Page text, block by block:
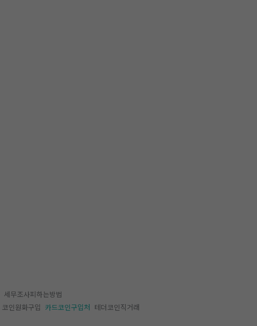
세무조사피하는방법
코인원화구입 카드코인구입처 테더코인직거래